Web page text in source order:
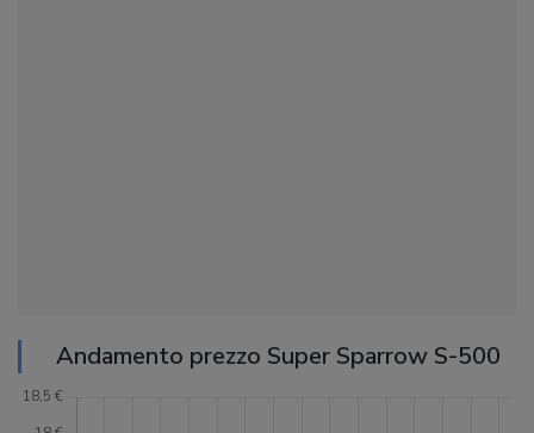
Andamento prezzo Super Sparrow S-500